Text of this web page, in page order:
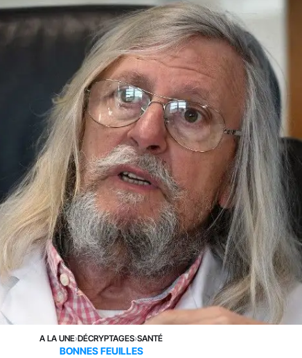
A LA UNE›DÉCRYPTAGES›SANTÉ
BONNES FEUILLES